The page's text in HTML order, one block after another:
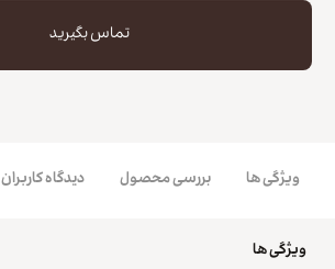
تماس بگیرید
ویژگی ها بررسی محصول دیدگاه کاربران
ویژگی ها